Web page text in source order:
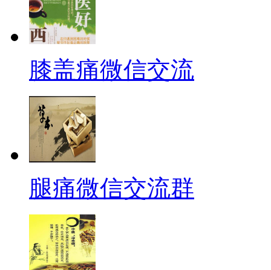
膝盖痛微信交流
腿痛微信交流群